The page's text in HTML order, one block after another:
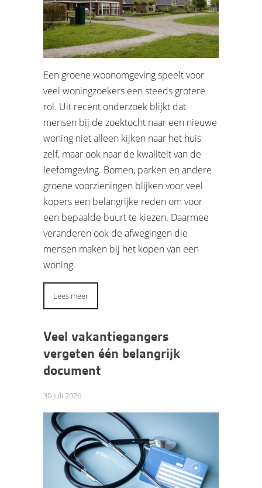
Een groene woonomgeving speelt voor
veel woningzoekers een steeds grotere
rol. Uit recent onderzoek blijkt dat
mensen bij de zoektocht naar een nieuwe
woning niet alleen kijken naar het huis
zelf, maar ook naar de kwaliteit van de
leefomgeving. Bomen, parken en andere
groene voorzieningen blijken voor veel
kopers een belangrijke reden om voor
een bepaalde buurt te kiezen. Daarmee
veranderen ook de afwegingen die
mensen maken bij het kopen van een
woning.
Lees meer
Veel vakantiegangers
vergeten één belangrijk
document
30 juli 2026